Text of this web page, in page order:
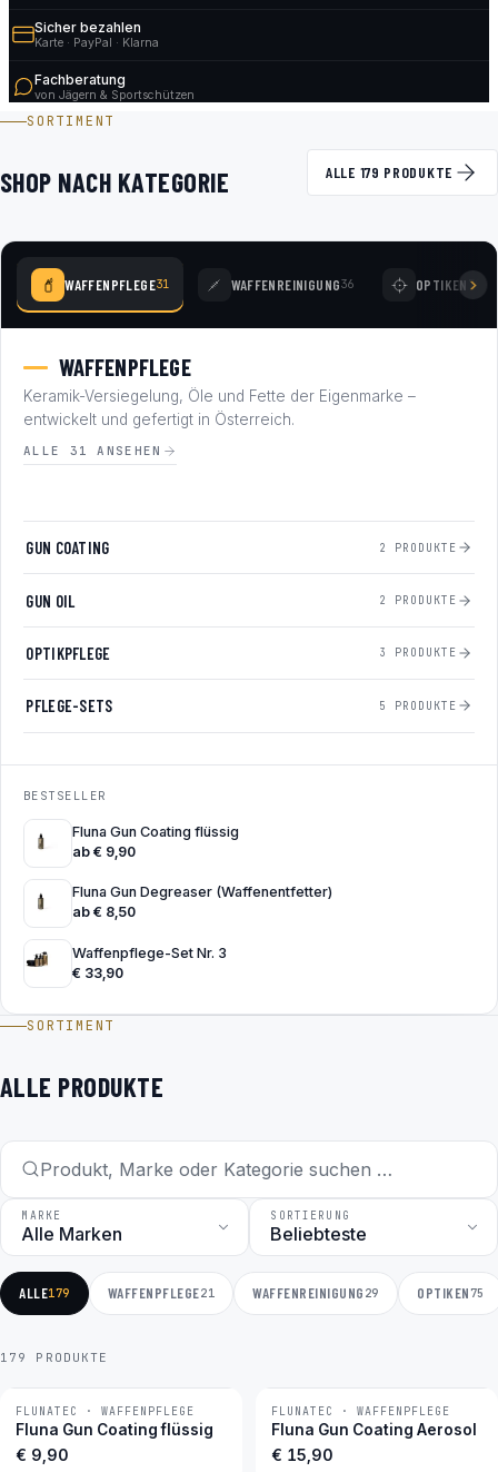
Sicher bezahlen
Karte · PayPal · Klarna
Fachberatung
von Jägern & Sportschützen
SORTIMENT
SHOP NACH KATEGORIE ALLE 179 PRODUKTE
WAFFENPFLEGE31 WAFFENREINIGUNG36 OPTIKEN 78
WAFFENPFLEGE
Keramik-Versiegelung, Öle und Fette der Eigenmarke –
entwickelt und gefertigt in Österreich.
ALLE 31 ANSEHEN
GUN COATING 2 PRODUKTE
GUN OIL 2 PRODUKTE
OPTIKPFLEGE 3 PRODUKTE
PFLEGE-SETS 5 PRODUKTE
BESTSELLER
Fluna Gun Coating flüssig
ab € 9,90
Fluna Gun Degreaser (Waffenentfetter)
ab € 8,50
Waffenpflege-Set Nr. 3
€ 33,90
SORTIMENT
ALLE PRODUKTE
MARKE SORTIERUNG
ALLE179 WAFFENPFLEGE21 WAFFENREINIGUNG 29 OPTIKEN75
179 PRODUKTE
BESTSELLER
FLUNATEC · WAFFENPFLEGE
Fluna Gun Coating flüssig
€ 9,90
BESTSELLER
FLUNATEC · WAFFENPFLEGE
Fluna Gun Coating Aerosol
€ 15,90